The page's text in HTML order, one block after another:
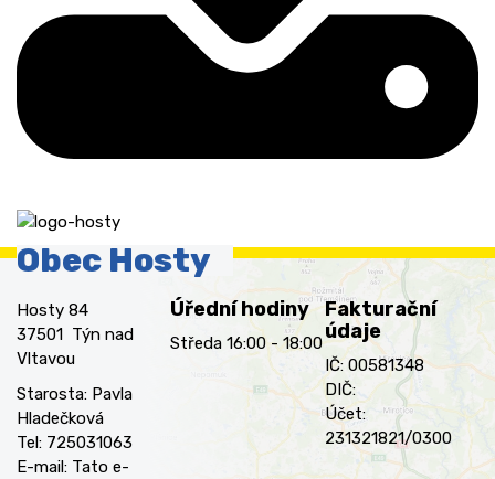
Obec Hosty
Hosty 84
37501 Týn nad
Vltavou
Starosta: Pavla
Hladečková
Tel: 725031063
E-mail: Tato e-
Úřední hodiny
Středa 16:00 - 18:00
Fakturační
údaje
IČ: 00581348
DIČ:
Účet:
231321821/0300